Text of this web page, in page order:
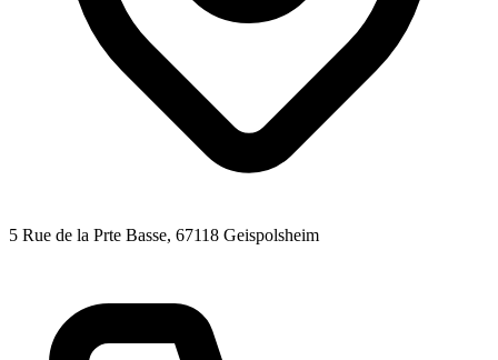
5 Rue de la Prte Basse, 67118 Geispolsheim